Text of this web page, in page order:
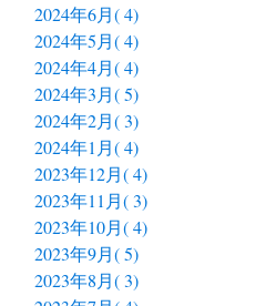
2024年6月( 4)
2024年5月( 4)
2024年4月( 4)
2024年3月( 5)
2024年2月( 3)
2024年1月( 4)
2023年12月( 4)
2023年11月( 3)
2023年10月( 4)
2023年9月( 5)
2023年8月( 3)